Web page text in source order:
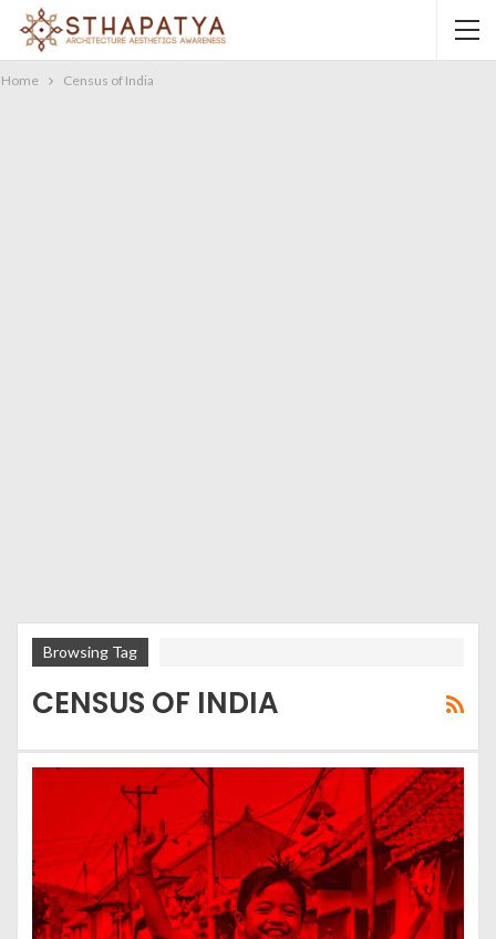
Home Census of India
Browsing Tag
CENSUS OF INDIA